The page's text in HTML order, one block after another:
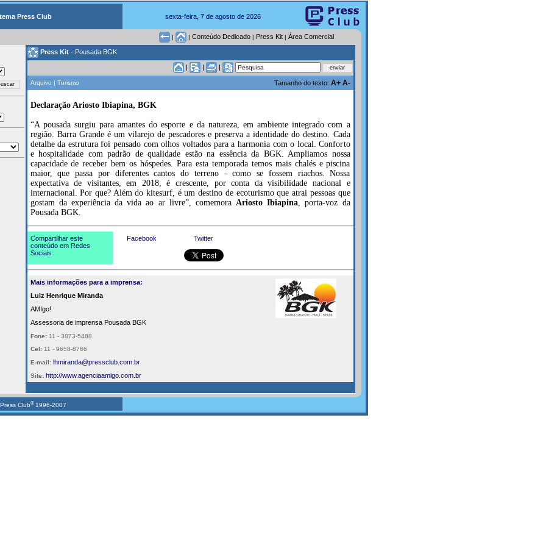
Press Club sexta-feira, 7 de agosto de 2026
| | Conteúdo Dedicado| Press Kit| Área Comercial
Press Kit - Pousada BGK
| | |
Arquivo | Turismo Tamanho do texto: A+ A-
Declaração Ariosto Ibiapina, BGK
“A pousada surgiu para amantes do esporte e da natureza, em ambiente integrado com a
região. Barra Grande é um vilarejo de pescadores e preserva a identidade do destino. Cada
detalhe da estrutura foi pensado com olhos voltados para a harmonia com o local. Conforto
e hospitalidade com padrão de qualidade estão na essência da BGK. Ampliamos nossa
capacidade de receber bem os hóspedes. Para esta temporada temos mais chalés e piscina
maior, que passa por diferentes cantos do terreno - como se fossem riachos. Nossa
expectativa de visitantes, em 2018, é crescente, por conta da visibilidade nacional e
internacional. Por que? Além do kitesurf, é um destino de ecoturismo que atrai pessoas que
gostam da experiência da vida ao ar livre”, comemora Ariosto Ibiapina, porta-voz da
Pousada BGK.
Compartilhar este
conteúdo em Redes
Sociais
Facebook Twitter
Mais informações para a imprensa:
Luiz Henrique Miranda
AMIgo!
Assessoria de imprensa Pousada BGK
Fone: 11 - 3873-5488
Cel:11 - 9658-8766
E-mail: lhmiranda@pressclub.com.br
Site: http://www.agenciaamigo.com.br
Club® 1996-2007